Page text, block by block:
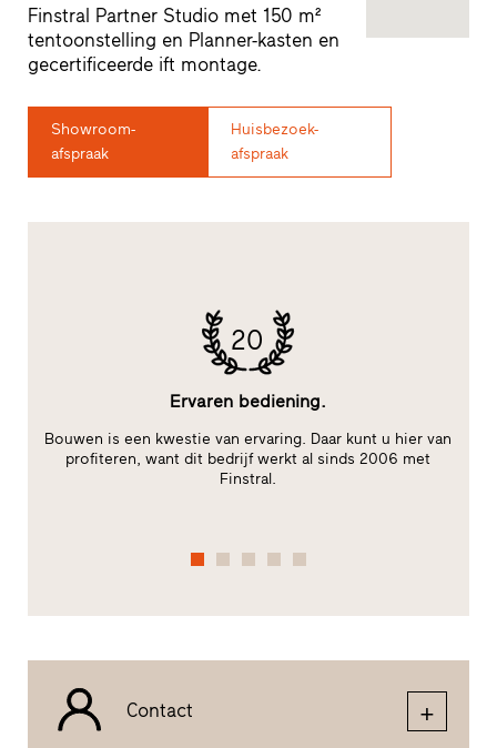
Finstral Partner Studio met 150 m²
tentoonstelling en Planner-kasten en
gecertificeerde ift montage.
Showroom-
afspraak
Huisbezoek-
afspraak
20
Ervaren bediening.
Bouwen is een kwestie van ervaring. Daar kunt u hier van
profiteren, want dit bedrijf werkt al sinds 2006 met
Finstral.
Contact